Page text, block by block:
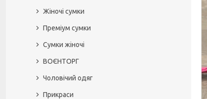
Жіночі сумки
Преміум сумки
Сумки жіночі
ВОЄНТОРГ
Чоловічий одяг
Прикраси